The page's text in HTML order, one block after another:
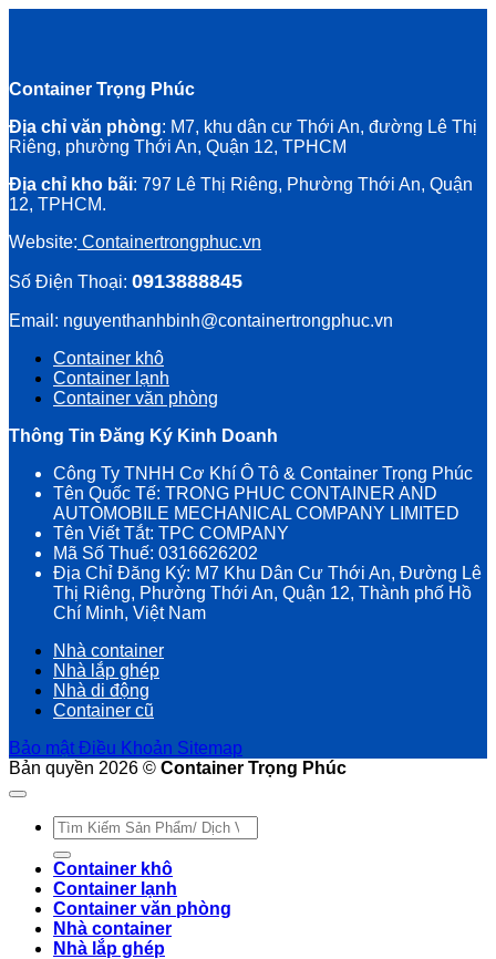
Container Trọng Phúc
Địa chỉ văn phòng: M7, khu dân cư Thới An, đường Lê Thị
Riêng, phường Thới An, Quận 12, TPHCM
Địa chỉ kho bãi: 797 Lê Thị Riêng, Phường Thới An, Quận
12, TPHCM.
Website: Containertrongphuc.vn
Số Điện Thoại: 0913888845
Email: nguyenthanhbinh@containertrongphuc.vn
Container khô
Container lạnh
Container văn phòng
Thông Tin Đăng Ký Kinh Doanh
Công Ty TNHH Cơ Khí Ô Tô & Container Trọng Phúc
Tên Quốc Tế: TRONG PHUC CONTAINER AND
AUTOMOBILE MECHANICAL COMPANY LIMITED
Tên Viết Tắt: TPC COMPANY
Mã Số Thuế: 0316626202
Địa Chỉ Đăng Ký: M7 Khu Dân Cư Thới An, Đường Lê
Thị Riêng, Phường Thới An, Quận 12, Thành phố Hồ
Chí Minh, Việt Nam
Nhà container
Nhà lắp ghép
Nhà di động
Container cũ
Bảo mật Điều Khoản Sitemap
Bản quyền 2026 © Container Trọng Phúc
Tìm
kiếm:
Container khô
Container lạnh
Container văn phòng
Nhà container
Nhà lắp ghép